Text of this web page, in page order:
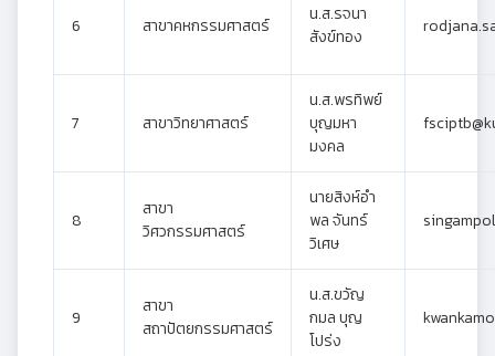
6 สาขาคหกรรมศาสตร์
น.ส.รจนา
สังข์ทอง
7 สาขาวิทยาศาสตร์
น.ส.พรทิพย์
บุญมหา
มงคล
8
สาขา
วิศวกรรมศาสตร์
นายสิงห์อำ
พล จันทร์
วิเศษ
9
สาขา
สถาปัตยกรรมศาสตร์
น.ส.ขวัญ
กมล บุญ
โปร่ง